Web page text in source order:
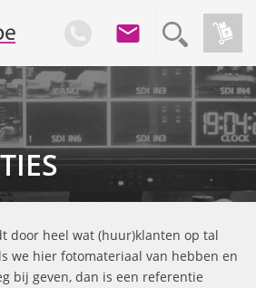
door heel wat (huur)klanten op tal
we hier fotomateriaal van hebben en
bij geven, dan is een referentie